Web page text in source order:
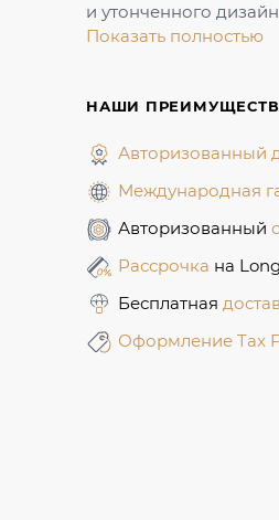
и утонченного
Показать полностью
НАШИ
Авторизованный
Международная
Авторизованный
Рассрочка на
Бесплатная
Оформление Tax